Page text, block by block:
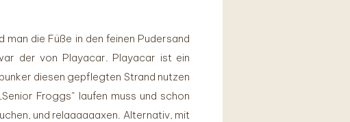
die Füße in den feinen Pudersand
der von Playacar. Playacar ist ein
diesen gepflegten Strand nutzen
Froggs“ laufen muss und schon
und relaaaaaaxen. Alternativ, mit